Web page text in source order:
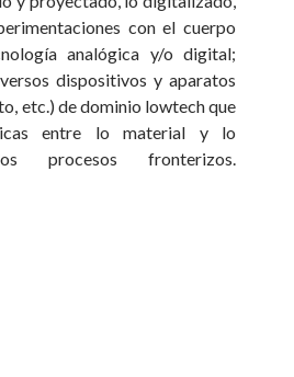
con el cuerpo
analógica y/o digital;
dispositivos y aparatos
etc.) de dominio lowtech que
entre lo material y lo
procesos fronterizos.
al espacio virtual moldeable